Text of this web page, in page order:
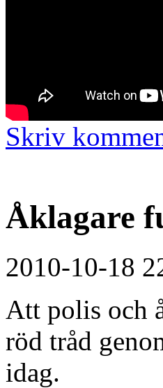
Skriv
Åklagare
2010-10-18
Att polis och
röd tråd
idag.